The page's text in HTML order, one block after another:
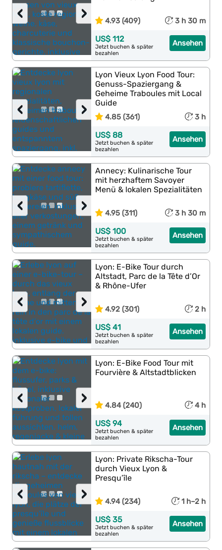
›
‹ 4.93 (409) 3 h 30 m
Ansehen
US$ 112
Jetzt buchen & später
bezahlen
›
‹
Lyon Vieux Lyon Food Tour:
Genuss-Spaziergang &
Geheime Traboules mit Local
Guide
4.85 (361) 3 h
Ansehen
US$ 88
Jetzt buchen & später
bezahlen
›
‹
Annecy: Kulinarische Tour
mit herzhaftem Savoyer
Menü & lokalen Spezialitäten
4.95 (311) 3 h 30 m
Ansehen
US$ 100
Jetzt buchen & später
bezahlen
›
‹
Lyon: E-Bike Tour durch
Altstadt, Parc de la Tête d’Or
& Rhône-Ufer
4.92 (301) 2 h
Ansehen
US$ 41
Jetzt buchen & später
bezahlen
›
‹
Lyon: E-Bike Food Tour mit
Fourvière & Altstadtblicken
4.84 (240) 4 h
Ansehen
US$ 94
Jetzt buchen & später
bezahlen
›
‹
Lyon: Private Rikscha-Tour
durch Vieux Lyon &
Presqu’île
4.94 (234) 1 h–2 h
Ansehen
US$ 35
Jetzt buchen & später
bezahlen